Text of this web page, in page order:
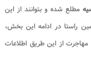
مطلع شده و بتوانند از این
راستا در ادامه این بخش،
مهاجرت از این طریق اطلاعات